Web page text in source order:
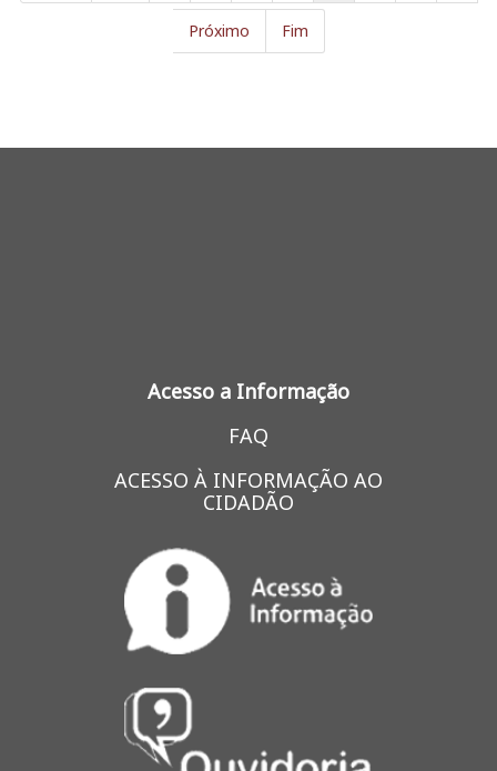
Próximo Fim
Acesso a Informação
FAQ
ACESSO À INFORMAÇÃO AO
CIDADÃO